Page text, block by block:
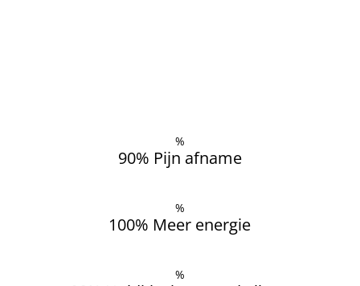
%
90% Pijn afname
%
100% Meer energie
%